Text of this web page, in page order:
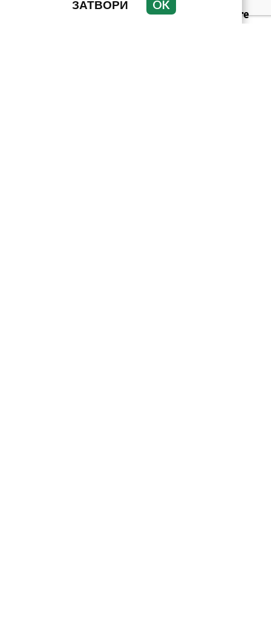
Случаят с младежите
ЗАТВОРИ OK